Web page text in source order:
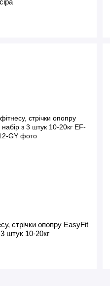
стрічки опопру EasyFit
штук 10-20кг